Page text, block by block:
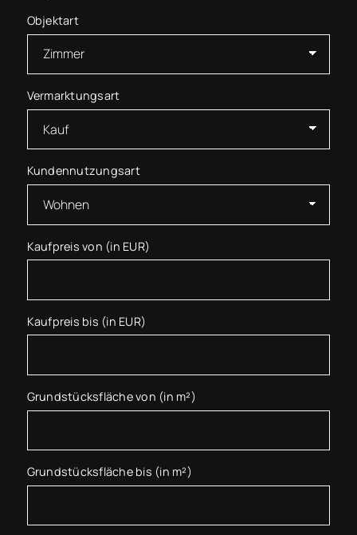
Objektart
Vermarktungsart
Kundennutzungsart
Kaufpreis von (in EUR)
Kaufpreis bis (in EUR)
Grundstücksfläche von (in m²)
Grundstücksfläche bis (in m²)